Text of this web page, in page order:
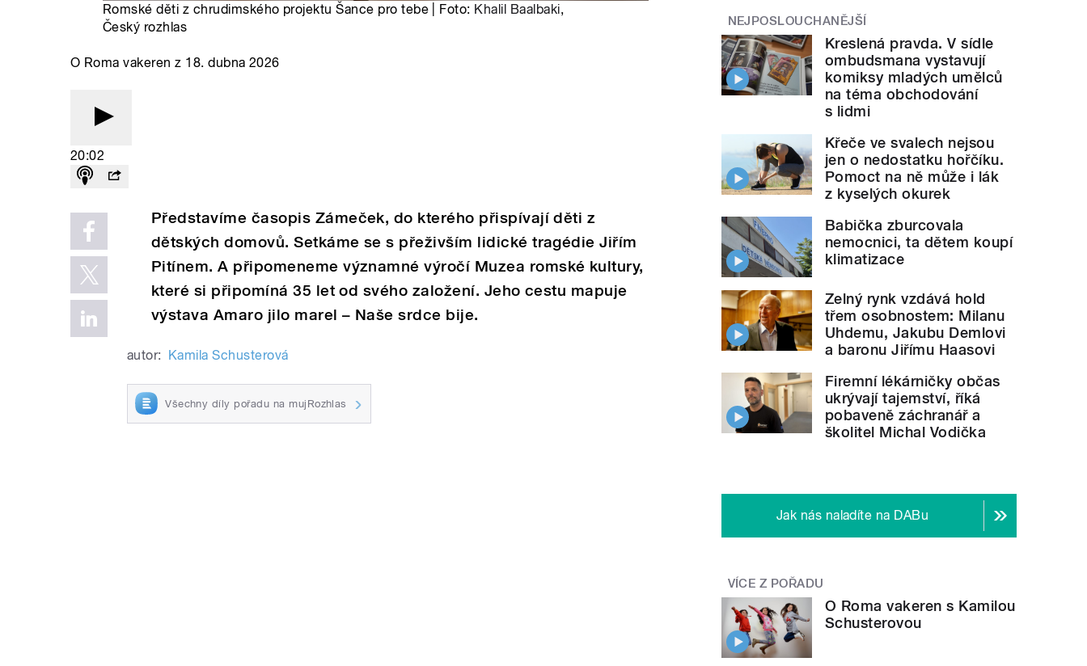
Romské děti z chrudimského projektu Šance pro tebe | Foto: Khalil Baalbaki,
Český rozhlas
O Roma vakeren z 18. dubna 2026
20:02
Představíme časopis Zámeček, do kterého přispívají děti z
dětských domovů. Setkáme se s přeživším lidické tragédie Jiřím
Pitínem. A připomeneme významné výročí Muzea romské kultury,
které si připomíná 35 let od svého založení. Jeho cestu mapuje
výstava Amaro jilo marel – Naše srdce bije.
autor: Kamila Schusterová
Všechny díly pořadu na mujRozhlas
NEJPOSLOUCHANĚJŠÍ
Kreslená pravda. V sídle
ombudsmana vystavují
komiksy mladých umělců
na téma obchodování
s lidmi
Křeče ve svalech nejsou
jen o nedostatku hořčíku.
Pomoct na ně může i lák
z kyselých okurek
Babička zburcovala
nemocnici, ta dětem koupí
klimatizace
Zelný rynk vzdává hold
třem osobnostem: Milanu
Uhdemu, Jakubu Demlovi
a baronu Jiřímu Haasovi
Firemní lékárničky občas
ukrývají tajemství, říká
pobaveně záchranář a
školitel Michal Vodička
Jak nás naladíte na DABu
VÍCE Z POŘADU
O Roma vakeren s Kamilou
Schusterovou